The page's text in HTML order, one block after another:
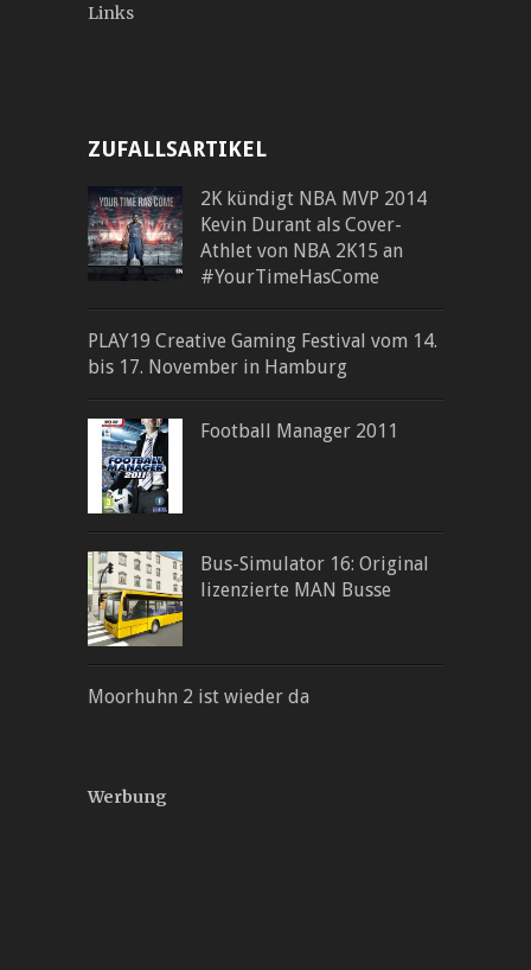
Links
ZUFALLSARTIKEL
2K kündigt NBA MVP 2014
Kevin Durant als Cover-
Athlet von NBA 2K15 an
#YourTimeHasCome
PLAY19 Creative Gaming Festival vom 14.
bis 17. November in Hamburg
Football Manager 2011
Bus-Simulator 16: Original
lizenzierte MAN Busse
Moorhuhn 2 ist wieder da
Werbung